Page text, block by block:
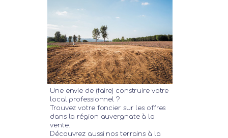
Une envie de (faire) construire votre
local professionnel ?
Trouvez votre foncier sur les offres
dans la région auvergnate à la
vente.
Découvrez aussi nos terrains à la